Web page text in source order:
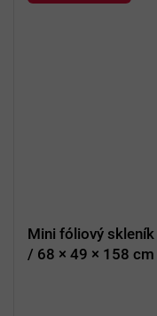
Mini fóliový
/ 68 × 49 × 158